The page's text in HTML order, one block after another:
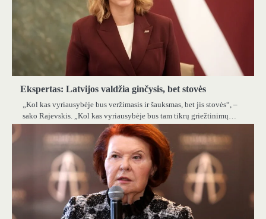
Ekspertas: Latvijos valdžia ginčysis, bet stovės
„Kol kas vyriausybėje bus veržimasis ir šauksmas, bet jis stovės“, –
sako Rajevskis. „Kol kas vyriausybėje bus tam tikrų griežtinimų…